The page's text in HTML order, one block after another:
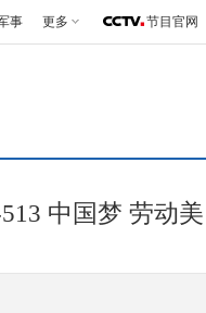
事 更多 节目官网
中国梦 劳动美